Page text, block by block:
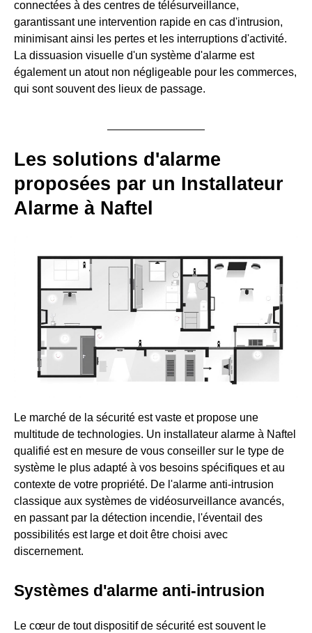
connectées à des centres de télésurveillance,
garantissant une intervention rapide en cas d'intrusion,
minimisant ainsi les pertes et les interruptions d'activité.
La dissuasion visuelle d'un système d'alarme est
également un atout non négligeable pour les commerces,
qui sont souvent des lieux de passage.
Les solutions d'alarme
proposées par un Installateur
Alarme à Naftel
Le marché de la sécurité est vaste et propose une
multitude de technologies. Un installateur alarme à Naftel
qualifié est en mesure de vous conseiller sur le type de
système le plus adapté à vos besoins spécifiques et au
contexte de votre propriété. De l'alarme anti-intrusion
classique aux systèmes de vidéosurveillance avancés,
en passant par la détection incendie, l'éventail des
possibilités est large et doit être choisi avec
discernement.
Systèmes d'alarme anti-intrusion
Le cœur de tout dispositif de sécurité est souvent le